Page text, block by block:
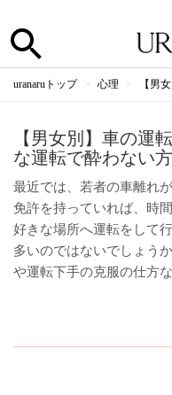
uranaruトップ 心理 【男
【男女別】車の運
な運転で酔わない
最近では、若者の車離れ
免許を持っていれば、時
好きな場所へ運転をして
多いのではないでしょう
や運転下手の克服の仕方